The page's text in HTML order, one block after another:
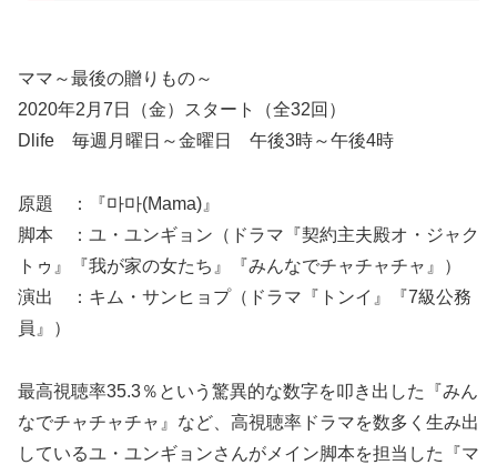
ママ～最後の贈りもの～
2020年2月7日（金）スタート（全32回）
Dlife 毎週月曜日～金曜日 午後3時～午後4時
原題 ：『마마(Mama)』
脚本 ：ユ・ユンギョン（ドラマ『契約主夫殿オ・ジャク
トゥ』『我が家の女たち』『みんなでチャチャチャ』）
演出 ：キム・サンヒョプ（ドラマ『トンイ』『7級公務
員』）
最高視聴率35.3％という驚異的な数字を叩き出した『みん
なでチャチャチャ』など、高視聴率ドラマを数多く生み出
しているユ・ユンギョンさんがメイン脚本を担当した『マ